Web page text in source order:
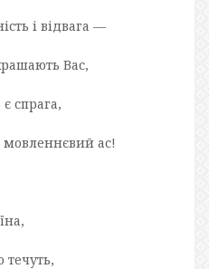
і відвага —
Вас,
спрага,
ас!
течуть,